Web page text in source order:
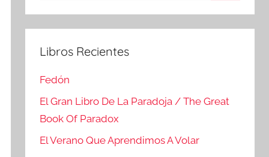
Libros Recientes
Fedón
El Gran Libro De La Paradoja / The Great
Book Of Paradox
El Verano Que Aprendimos A Volar